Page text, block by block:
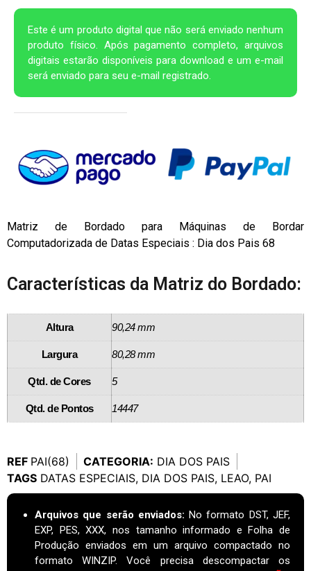
Este é um produto digital que não será enviado nenhum
produto físico. Após pagamento completo, arquivos
digitais estarão disponíveis para download e um e-mail
será enviado para seu e-mail registrado.
Matriz de Bordado para Máquinas de Bordar
Computadorizada de Datas Especiais : Dia dos Pais 68
Características da Matriz do Bordado:
Altura 90,24 mm
Largura 80,28 mm
Qtd. de Cores 5
Qtd. de Pontos 14447
REF PAI(68) CATEGORIA: DIA DOS PAIS
TAGS DATAS ESPECIAIS, DIA DOS PAIS, LEAO, PAI
Arquivos que serão enviados: No formato DST, JEF,
EXP, PES, XXX, nos tamanho informado e Folha de
Produção enviados em um arquivo compactado no
formato WINZIP. Você precisa descompactar os